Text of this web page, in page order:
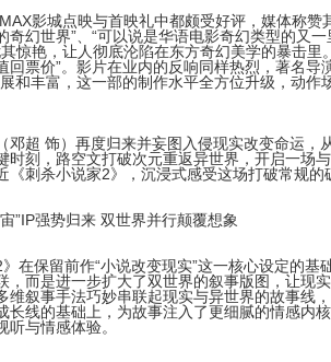
影城点映与首映礼中都颇受好评，媒体称赞
奇幻世界”、“可以说是华语电影奇幻类型的又
惊艳，让人彻底沦陷在东方奇幻美学的暴击里
回票价”。影片在业内的反响同样热烈，著名
和丰富，这一部的制作水平全方位升级，动
超 饰）再度归来并妄图入侵现实改变命运，
时刻，路空文打破次元重返异世界，开启一场
《刺杀小说家2》，沉浸式感受这场打破常规的
强势归来 双世界并行颠覆想象
保留前作“小说改变现实”这一核心设定的基
，而是进一步扩大了双世界的叙事版图，让现
维叙事手法巧妙串联起现实与异世界的故事线
长线的基础上，为故事注入了更细腻的情感内
与情感体验。